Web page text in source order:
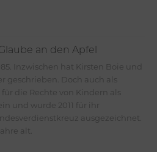
an den Apfel
Inzwischen hat Kirsten Boie und
geschrieben. Doch auch als
die Rechte von Kindern als
und wurde 2011 für ihr
ausgezeichnet.
alt.